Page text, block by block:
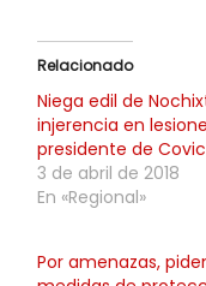
Relacionado
Niega edil de
injerencia en
presidente de Covic
3 de abril de 2018
En «Regional»
Por amenazas,